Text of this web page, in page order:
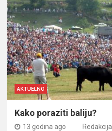
AKTUELNO
Kako poraziti baliju?
13 godina ago Redakcija